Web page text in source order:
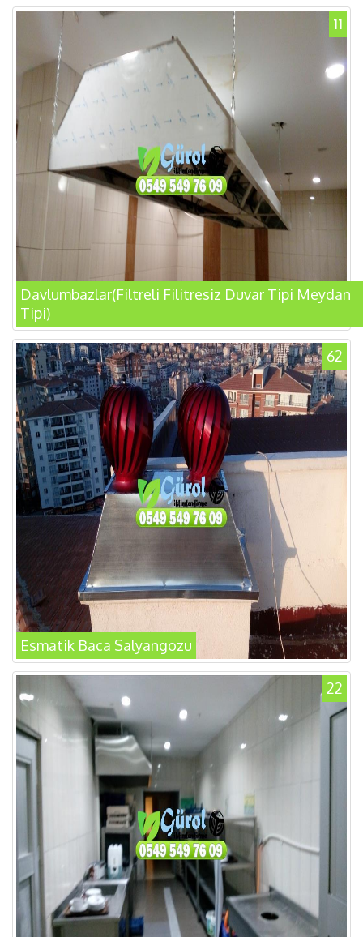
11
Davlumbazlar(Filtreli Filitresiz Duvar Tipi Meydan
Tipi)
62
Esmatik Baca Salyangozu
22